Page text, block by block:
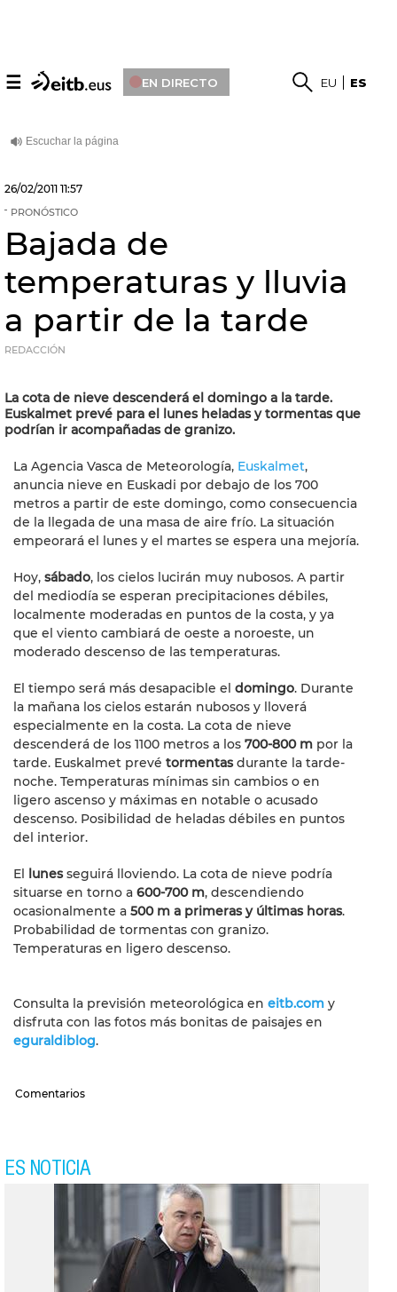
☰ EN DIRECTO EU ES
26/02/2011 11:57
PRONÓSTICO
Bajada de
temperaturas y lluvia
a partir de la tarde
REDACCIÓN
La cota de nieve descenderá el domingo a la tarde.
Euskalmet prevé para el lunes heladas y tormentas que
podrían ir acompañadas de granizo.
La Agencia Vasca de Meteorología, Euskalmet,
anuncia nieve en Euskadi por debajo de los 700
metros a partir de este domingo, como consecuencia
de la llegada de una masa de aire frío. La situación
empeorará el lunes y el martes se espera una mejoría.
Hoy, sábado, los cielos lucirán muy nubosos. A partir
del mediodía se esperan precipitaciones débiles,
localmente moderadas en puntos de la costa, y ya
que el viento cambiará de oeste a noroeste, un
moderado descenso de las temperaturas.
El tiempo será más desapacible el domingo. Durante
la mañana los cielos estarán nubosos y lloverá
especialmente en la costa. La cota de nieve
descenderá de los 1100 metros a los 700-800 m por la
tarde. Euskalmet prevé tormentasdurante la tarde-
noche. Temperaturas mínimas sin cambios o en
ligero ascenso y máximas en notable o acusado
descenso. Posibilidad de heladas débiles en puntos
del interior.
El lunesseguirá lloviendo. La cota de nieve podría
situarse en torno a 600-700 m, descendiendo
ocasionalmente a 500 m a primeras y últimas horas.
Probabilidad de tormentas con granizo.
Temperaturas en ligero descenso.
Consulta la previsión meteorológica en eitb.com y
disfruta con las fotos más bonitas de paisajes en
eguraldiblog.
Comentarios
ES NOTICIA